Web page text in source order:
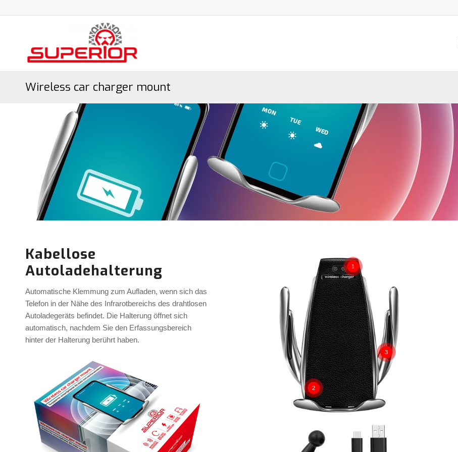
Wireless car charger mount
Kabellose
Autoladehalterung
Automatische Klemmung zum Aufladen, wenn sich das
Telefon in der Nähe des Infrarotbereichs des drahtlosen
Autoladegeräts befindet. Die Halterung öffnet sich
automatisch, nachdem Sie den Erfassungsbereich
hinter der Halterung berührt haben.
1
2
3